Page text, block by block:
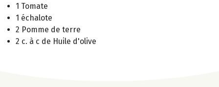
1 Tomate
1 échalote
2 Pomme de terre
2 c. à c de Huile d'olive